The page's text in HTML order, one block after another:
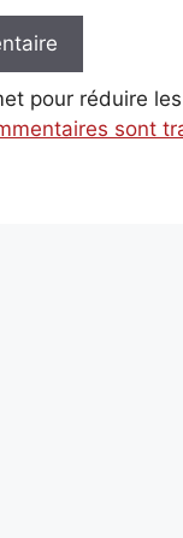
pour réduire
sont